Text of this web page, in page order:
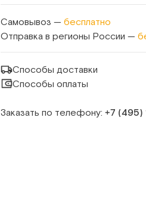
Самовывоз — бесплатно
Отправка в регионы России —
Способы доставки
Способы оплаты
Заказать по телефону: +7 (495)